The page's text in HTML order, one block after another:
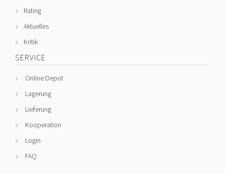
Rating
Aktuelles
Kritik
SERVICE
Online Depot
Lagerung
Lieferung
Kooperation
Login
FAQ